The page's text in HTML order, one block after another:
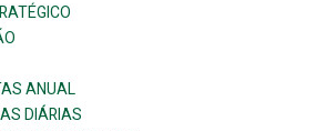
ANUAL
DIÁRIAS